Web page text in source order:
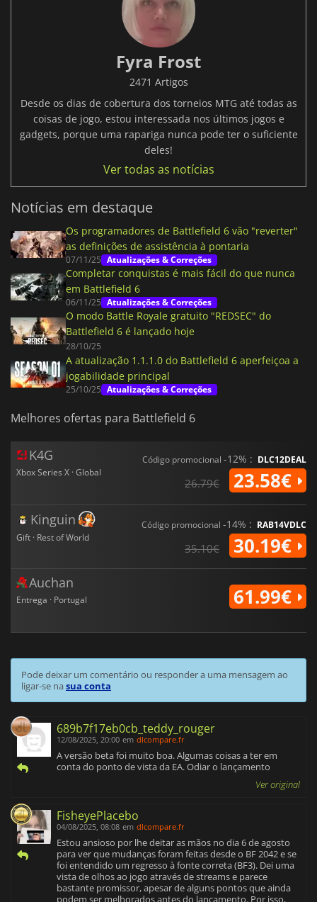
Fyra Frost
2471 Artigos
Desde os dias de cobertura dos torneios MTG até todas as
coisas de jogo, estou interessada nos últimos jogos e
gadgets, porque uma rapariga nunca pode ter o suficiente
deles!
Ver todas as notícias
Notícias em destaque
Os programadores de Battlefield 6 vão "reverter"
as definições de assistência à pontaria
07/11/25 Atualizações & Correções
Completar conquistas é mais fácil do que nunca
em Battlefield 6
06/11/25 Atualizações & Correções
O modo Battle Royale gratuito "REDSEC" do
Battlefield 6 é lançado hoje
28/10/25
A atualização 1.1.1.0 do Battlefield 6 aperfeiçoa a
jogabilidade principal
25/10/25 Atualizações & Correções
Melhores ofertas para Battlefield 6
K4G
Xbox Series X · Global
Código promocional -12% : DLC12DEAL
26.79€ 23.58€
Kinguin
Gift · Rest of World
Código promocional -14% : RAB14VDLC
35.10€ 30.19€
Auchan
Entrega · Portugal 61.99€
Pode deixar um comentário ou responder a uma mensagem ao
ligar-se nasua conta
689b7f17eb0cb_teddy_rouger
12/08/2025, 20:00 em dlcompare.fr
A versão beta foi muito boa. Algumas coisas a ter em
conta do ponto de vista da EA. Odiar o lançamento
Ver original
FisheyePlacebo
04/08/2025, 08:08 em dlcompare.fr
Estou ansioso por lhe deitar as mãos no dia 6 de agosto
para ver que mudanças foram feitas desde o BF 2042 e se
foi entendido um regresso à fonte correta (BF3). Dei uma
vista de olhos ao jogo através de streams e parece
bastante promissor, apesar de alguns pontos que ainda
podem ser melhorados antes do lançamento. Por isso,